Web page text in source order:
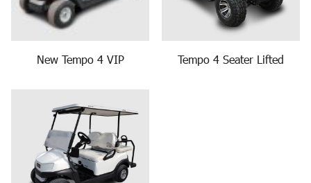
New Tempo 4 VIP Tempo 4 Seater Lifted